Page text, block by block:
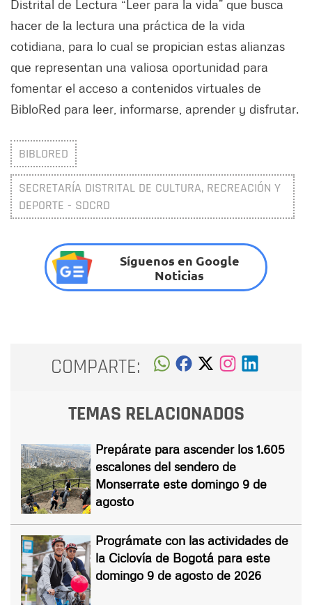
Distrital de Lectura “Leer para la vida” que busca
hacer de la lectura una práctica de la vida
cotidiana, para lo cual se propician estas alianzas
que representan una valiosa oportunidad para
fomentar el acceso a contenidos virtuales de
BibloRed para leer, informarse, aprender y disfrutar.
BIBLORED
SECRETARÍA DISTRITAL DE CULTURA, RECREACIÓN Y
DEPORTE - SDCRD
Síguenos en Google
Noticias
COMPARTE:
TEMAS RELACIONADOS
Prepárate para ascender los 1.605
escalones del sendero de
Monserrate este domingo 9 de
agosto
Prográmate con las actividades de
la Ciclovía de Bogotá para este
domingo 9 de agosto de 2026